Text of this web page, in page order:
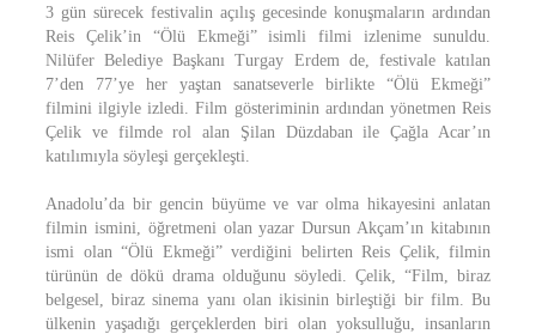
3 gün sürecek festivalin açılış gecesinde konuşmaların ardından
Reis Çelik’in “Ölü Ekmeği” isimli filmi izlenime sunuldu.
Nilüfer Belediye Başkanı Turgay Erdem de, festivale katılan
7’den 77’ye her yaştan sanatseverle birlikte “Ölü Ekmeği”
filmini ilgiyle izledi. Film gösteriminin ardından yönetmen Reis
Çelik ve filmde rol alan Şilan Düzdaban ile Çağla Acar’ın
katılımıyla söyleşi gerçekleşti.
Anadolu’da bir gencin büyüme ve var olma hikayesini anlatan
filmin ismini, öğretmeni olan yazar Dursun Akçam’ın kitabının
ismi olan “Ölü Ekmeği” verdiğini belirten Reis Çelik, filmin
türünün de dökü drama olduğunu söyledi. Çelik, “Film, biraz
belgesel, biraz sinema yanı olan ikisinin birleştiği bir film. Bu
ülkenin yaşadığı gerçeklerden biri olan yoksulluğu, insanların